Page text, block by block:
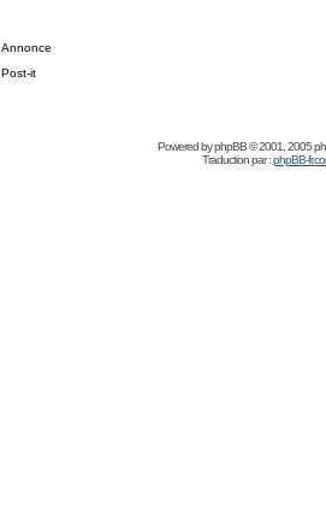
Annonce
Post-it
Powered byphpBB© 2001, 2005
Traduction par :phpBB-